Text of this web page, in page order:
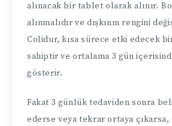
alınacak bir tablet olarak alınır.
alınmalıdır ve dışkının rengini
Colidur, kısa sürece etki edecek
sahiptir ve ortalama 3 gün
gösterir.
Fakat 3 günlük tedaviden sonra
ederse veya tekrar ortaya çıkarsa,